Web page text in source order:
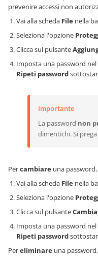
prevenire accessi non
Vai alla scheda File nella
Seleziona l'opzione
Clicca sul pulsante
Imposta una password nel
Ripeti password
Importante
La password non
dimentichi. Si
Percambiare una password,
Vai alla scheda File nella
Seleziona l'opzione
Clicca sul pulsante
Imposta una password nel
Ripeti password
Pereliminare una password,